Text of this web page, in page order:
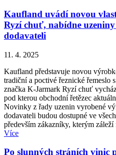
Kaufland uvádí novou
Ryzí chuť, nabídne
dodavateli
11. 4. 2025
Kaufland představuje novou
tradiční a poctivé řeznické řemeslo
značka K-Jarmark Ryzí chuť
pod kterou obchodní řetězec
Novinky z řady uzenin vyrobené
dodavateli budou dostupné ve
především zákazníky, kterým
Více
Po slunných stráních vinic